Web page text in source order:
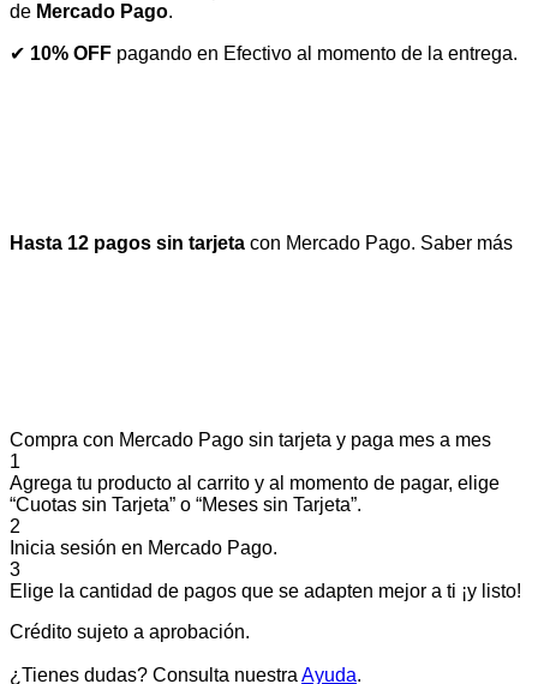
de Mercado Pago.
✔ 10% OFF pagando en Efectivo al momento de la entrega.
Hasta 12 pagos sin tarjeta con Mercado Pago. Saber más
Compra con Mercado Pago sin tarjeta y paga mes a mes
1
Agrega tu producto al carrito y al momento de pagar, elige
“Cuotas sin Tarjeta” o “Meses sin Tarjeta”.
2
Inicia sesión en Mercado Pago.
3
Elige la cantidad de pagos que se adapten mejor a ti ¡y listo!
Crédito sujeto a aprobación.
¿Tienes dudas? Consulta nuestra Ayuda.